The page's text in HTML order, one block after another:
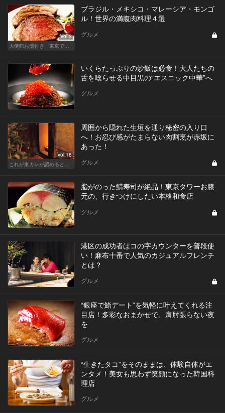
Vol.2
大使館お墨付き 東京でいただく世界の肉料理
ブラジル・メキシコ・マレーシア・モンゴ
ル！世界の満腹肉料理４選
グルメ
いくらたっぷりの炒飯は必食！大人たちの
舌を唸らせる中目黒の“エスニック中華”へ
グルメ
Vol.18
これが東カレが認めるとっておきの隠れ家
周囲から隠れた生垣を通り秘密の入り口
へ！お忍び感がたまらない肉割烹が赤坂に
あった！
グルメ
脂がのった鯖寿司が絶品！東京タワーお膝
元の、行きつけにしたい本格和食店
グルメ
港区の成功者はコの字カウンターを普段使
い！麻布十番で人気のカジュアルフレンチ
とは？
グルメ
“銀座で鮨デート”を気軽に叶えてくれる注
目店！多彩なおまかせで、肩肘張らない夜
を
グルメ
“生きたタコ”をそのままは、体験自体がエ
ンタメ！美女も思わず笑顔になった韓国料
理店
グルメ